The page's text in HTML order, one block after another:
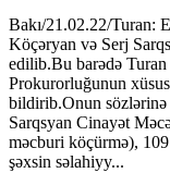
Bakı/21.02.22/Turan:
Köçəryan və Serj
edilib.Bu barədə
Prokurorluğunun
bildirib.Onun
Sarqsyan Cinayət
məcburi köçürmə),
şəxsin səlahiyy...